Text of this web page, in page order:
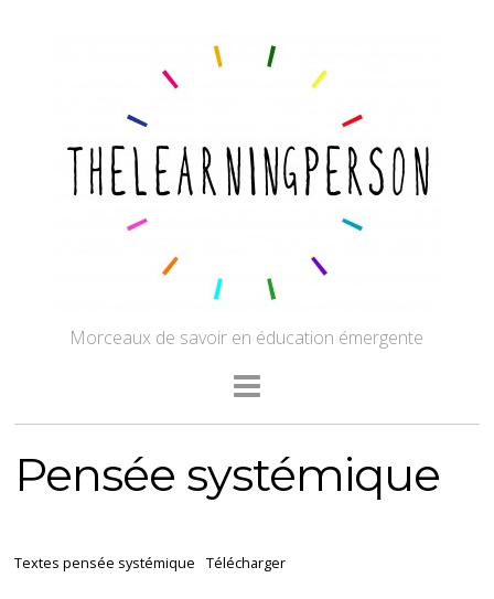
Morceaux de savoir en éducation émergente
Pensée systémique
Textes pensée systémique Télécharger